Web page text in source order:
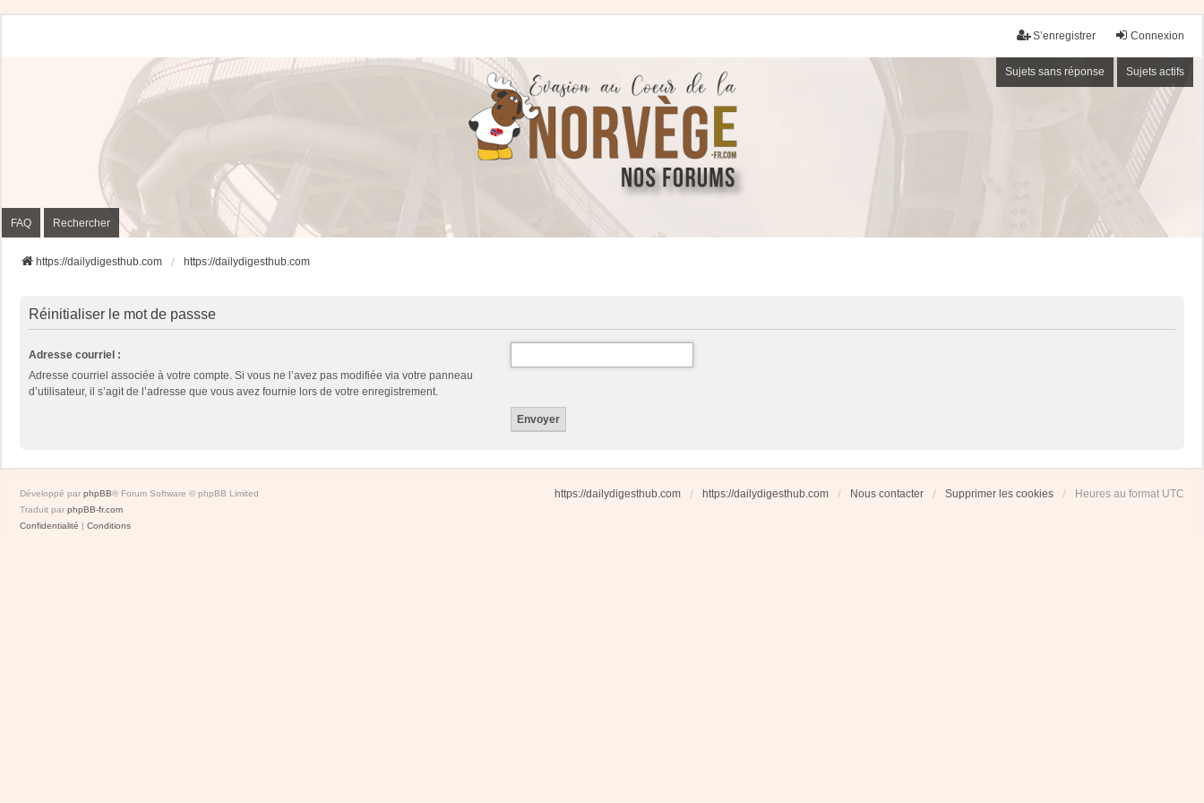
Connexion
S’enregistrer
Sujets sans réponse Sujets actifs
FAQ Rechercher
https://dailydigesthub.com https://dailydigesthub.com
Réinitialiser le mot de passse
Adresse courriel :
Adresse courriel associée à votre compte. Si vous ne l’avez pas modifiée via votre panneau
d’utilisateur, il s’agit de l’adresse que vous avez fournie lors de votre enregistrement.
https://dailydigesthub.com https://dailydigesthub.com Nous contacter Supprimer les cookies Heures au format UTC
Développé par phpBB® Forum Software © phpBB Limited
Traduit par phpBB-fr.com
Confidentialité | Conditions